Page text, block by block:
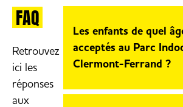
FAQ
Retrouvez
ici les
réponses
aux
Les enfants de quel
acceptés au Parc
Clermont-Ferrand ?
Trampoline Park